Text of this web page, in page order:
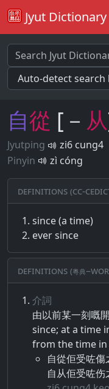
Jyut Dictionary
自從 [－ 从
Jyutping
zi6 cung4
Pinyin
zì cóng
Definitions (CC-
since (a time)
ever since
Definitions (粵典
介詞
由​以前​某​一刻​嘅​
since; at a time
from the time
自從佢受咗傷
自从佢受咗伤